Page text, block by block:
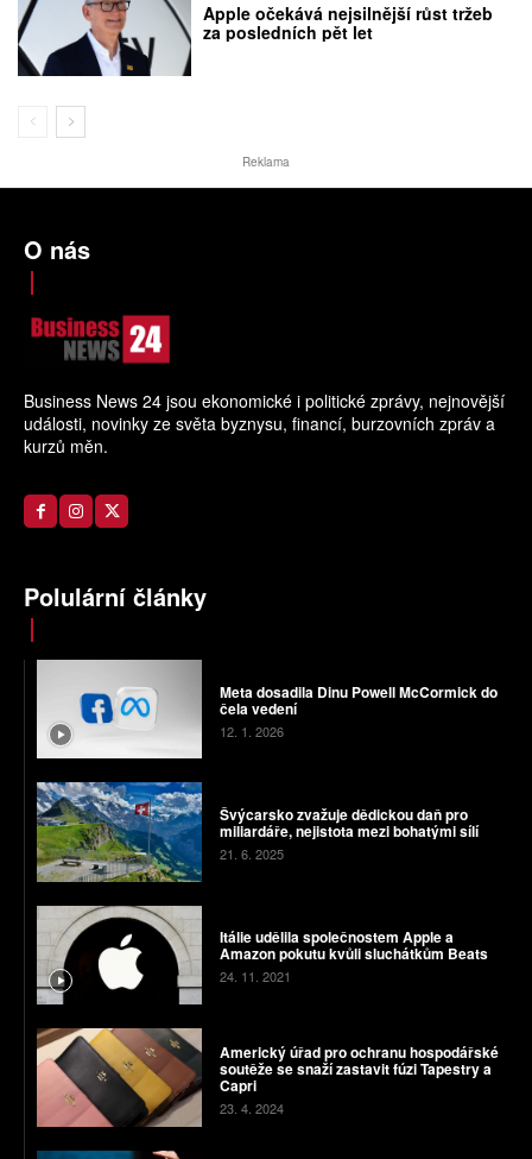
Apple očekává nejsilnější růst tržeb
za posledních pět let
Reklama
O nás
Business News 24 jsou ekonomické i politické zprávy, nejnovější
události, novinky ze světa byznysu, financí, burzovních zpráv a
kurzů měn.
Polulární články
Meta dosadila Dinu Powell McCormick do
čela vedení
12. 1. 2026
Švýcarsko zvažuje dědickou daň pro
miliardáře, nejistota mezi bohatými sílí
21. 6. 2025
Itálie udělila společnostem Apple a
Amazon pokutu kvůli sluchátkům Beats
24. 11. 2021
Americký úřad pro ochranu hospodářské
soutěže se snaží zastavit fúzi Tapestry a
Capri
23. 4. 2024